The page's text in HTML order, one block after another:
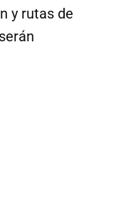
y rutas de